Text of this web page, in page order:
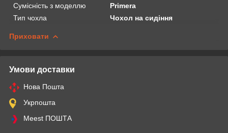
Сумісність з моделлю
Primera
Тип чохла
Чохол на сидіння
Приховати
Умови доставки
Нова Пошта
Укрпошта
Meest ПОШТА